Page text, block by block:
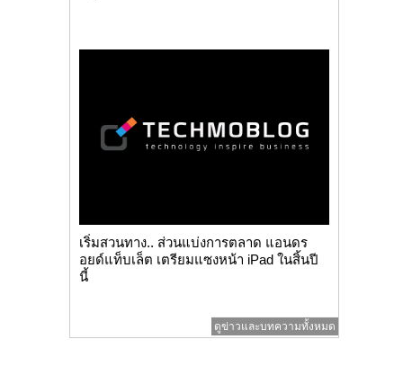
เริ่มสวนทาง.. ส่วนแบ่งการตลาด แอนดร
อยด์แท็บเล็ต เตรียมแซงหน้า iPad ในสิ้นปี
นี้
ดูข่าวและบทความทั้งหมด